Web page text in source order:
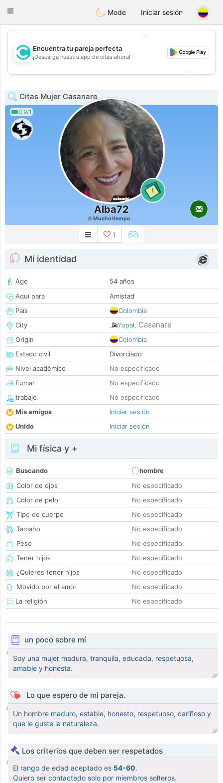
olombiaCitas
Toggle
Mode Iniciar sesión
💖
💕
Encuentra tu pareja perfecta
¡Descarga nuestra app de citas ahora!
Citas Mujer Casanare
0.9/1
1
Alba72
Mucho tiempo
1
Mi identidad
Age
54 años
Aquí para
Amistad
País
Colombia
City
Yopal, Casanare
Origin
Colombia
Estado civil
Divorciado
Nivel académico
No especificado
Fumar
No especificado
trabajo
No especificado
Mis amigos
Iniciar sesión
Unido
Iniciar sesión
Mi física y +
Buscando
hombre
Color de ojos
No especificado
Color de pelo
No especificado
Tipo de cuerpo
No especificado
Tamaño
No especificado
Peso
No especificado
Tener hijos
No especificado
¿Quieres tener hijos
No especificado
Movido por el amor
No especificado
La religión
No especificado
un poco sobre mí
Soy una mujer madura, tranquila, educada, respetuosa,
amable y honesta.
Lo que espero de mi pareja.
Un hombre maduro, estable, honesto, respetuoso, cariñoso y
que le guste la naturaleza.
Los criterios que deben ser respetados
El rango de edad aceptado es 54-60.
Quiero ser contactado solo por miembros solteros.